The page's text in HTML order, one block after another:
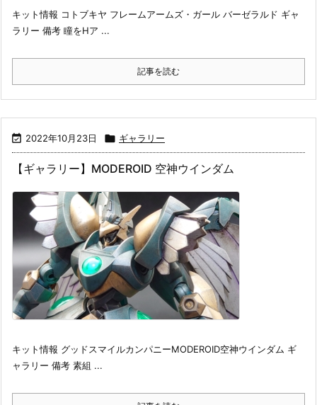
キット情報 コトブキヤ フレームアームズ・ガール バーゼラルド ギャ
ラリー 備考 瞳をHア ...
記事を読む
 2022年10月23日  ギャラリー
【ギャラリー】MODEROID 空神ウインダム
キット情報 グッドスマイルカンパニーMODEROID空神ウインダム ギ
ャラリー 備考 素組 ...